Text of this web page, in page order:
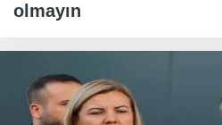
olmayın